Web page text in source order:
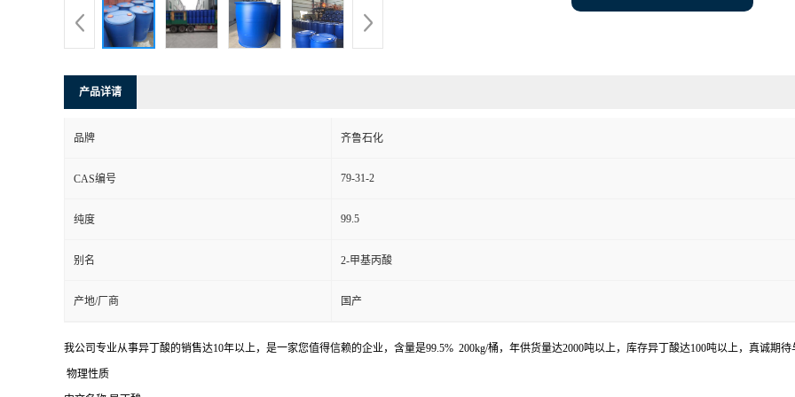
产品详请
品牌 齐鲁石化
CAS编号 79-31-2
纯度 99.5
别名 2-甲基丙酸
产地/厂商 国产
我公司专业从事异丁酸的销售达10年以上，是一家您值得信赖的企业，含量是99.5% 200kg/桶，年供货量达2000吨以上，库存异丁酸达100吨以上，真诚期待
物理性质